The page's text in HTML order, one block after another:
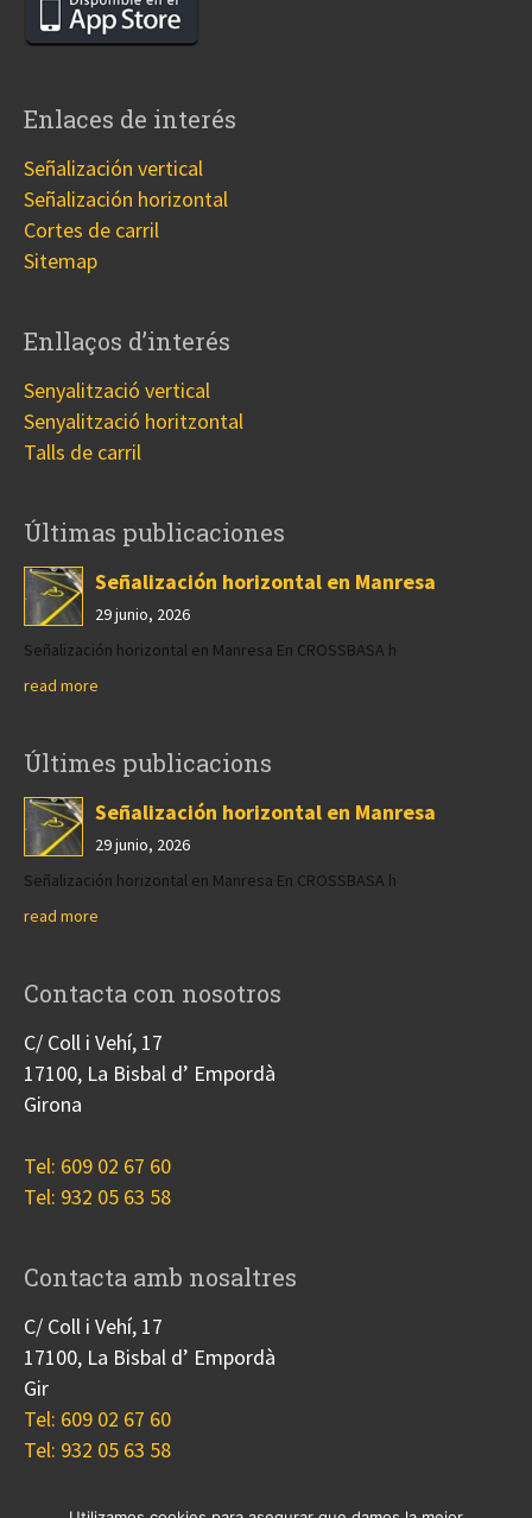
Enlaces de interés
Señalización vertical
Señalización horizontal
Cortes de carril
Sitemap
Enllaços d’interés
Senyalització vertical
Senyalització horitzontal
Talls de carril
Últimas publicaciones
Señalización horizontal en Manresa
29 junio, 2026
Señalización horizontal en Manresa En CROSSBASA h
read more
Últimes publicacions
Señalización horizontal en Manresa
29 junio, 2026
Señalización horizontal en Manresa En CROSSBASA h
read more
Contacta con nosotros
C/ Coll i Vehí, 17
17100, La Bisbal d’ Empordà
Girona
Tel: 609 02 67 60
Tel: 932 05 63 58
Contacta amb nosaltres
C/ Coll i Vehí, 17
17100, La Bisbal d’ Empordà
Gir
Tel: 609 02 67 60
Tel: 932 05 63 58